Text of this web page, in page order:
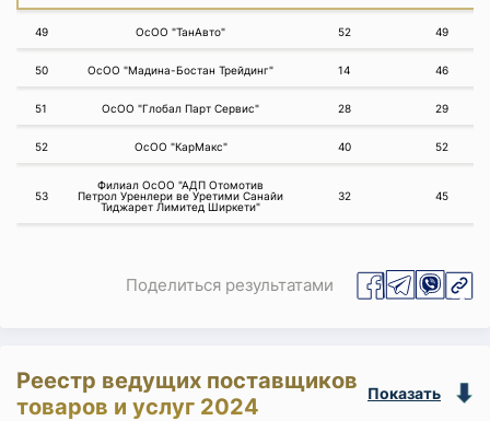
49 ОсОО "ТанАвто" 52 49
50 ОсОО "Мадина-Бостан Трейдинг" 14 46
51 ОсОО "Глобал Парт Сервис" 28 29
52 ОсОО "КарМакс" 40 52
53
Филиал ОсОО "АДП Отомотив
Петрол Уренлери ве Уретими Санайи
Тиджарет Лимитед Ширкети"
32 45
Поделиться результатами
Реестр ведущих поставщиков
товаров и услуг 2024
Показать